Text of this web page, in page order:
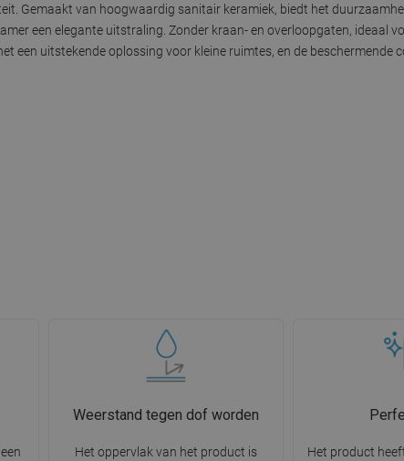
Gemaakt van hoogwaardig sanitair keramiek, biedt het
een elegante uitstraling. Zonder kraan- en overloopgaten, ideaal
een uitstekende oplossing voor kleine ruimtes, en de beschermende
Weerstand tegen dof worden
Het oppervlak van het product is
Het product